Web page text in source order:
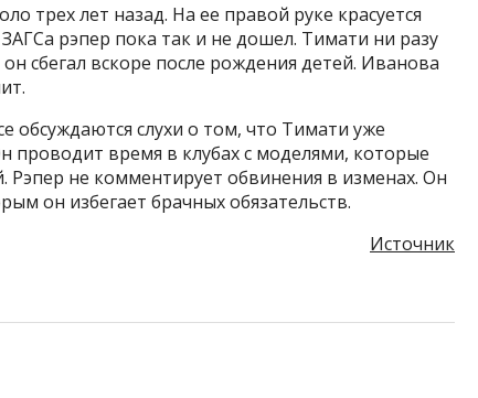
трех лет назад. На ее правой руке красуется
рэпер пока так и не дошел. Тимати ни разу
сбегал вскоре после рождения детей. Иванова
обсуждаются слухи о том, что Тимати уже
проводит время в клубах с моделями, которые
Рэпер не комментирует обвинения в изменах. Он
он избегает брачных обязательств.
Источник